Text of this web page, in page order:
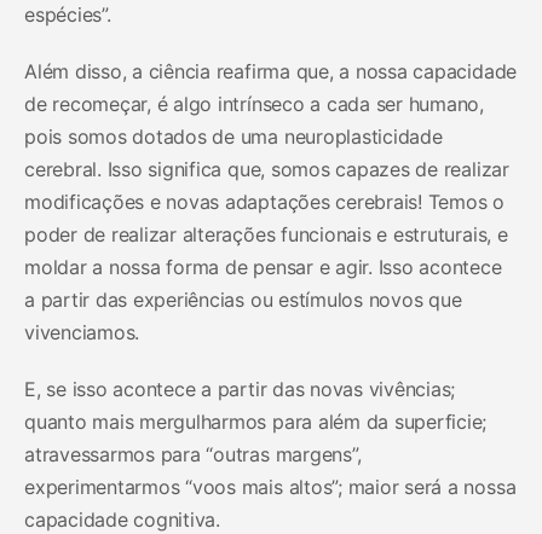
espécies”.
Além disso, a ciência reafirma que, a nossa capacidade
de recomeçar, é algo intrínseco a cada ser humano,
pois somos dotados de uma neuroplasticidade
cerebral. Isso significa que, somos capazes de realizar
modificações e novas adaptações cerebrais! Temos o
poder de realizar alterações funcionais e estruturais, e
moldar a nossa forma de pensar e agir. Isso acontece
a partir das experiências ou estímulos novos que
vivenciamos.
E, se isso acontece a partir das novas vivências;
quanto mais mergulharmos para além da superficie;
atravessarmos para “outras margens”,
experimentarmos “voos mais altos”; maior será a nossa
capacidade cognitiva.